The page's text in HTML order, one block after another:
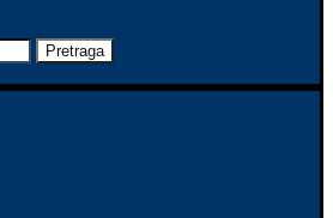
Pretraga